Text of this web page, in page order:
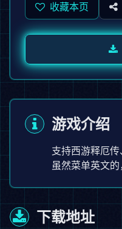
收藏本页
游戏介绍
支持西游释厄传
虽然菜单英文的
下载地址